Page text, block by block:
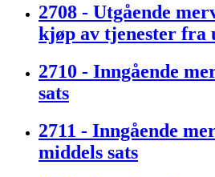
2708 - Utgående
kjøp av tjenester fra
2710 - Inngående
sats
2711 - Inngående
middels sats